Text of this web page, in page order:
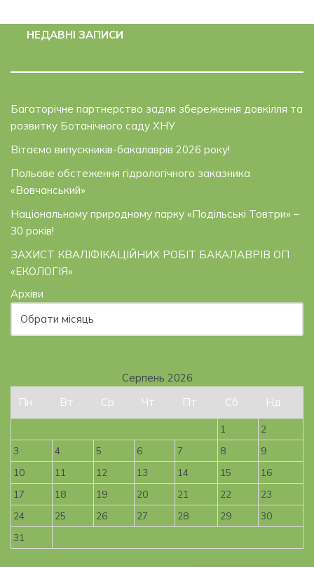
НЕДАВНІ ЗАПИСИ
Багаторічне партнерство задля збереження довкілля та
розвитку Ботанічного саду ХНУ
Вітаємо випускників-бакалаврів 2026 року!
Польове обстеження гідрологічного заказника
«Вовчанський»
Національному природному парку «Подільські Товтри» –
30 років!
ЗАХИСТ КВАЛІФІКАЦІЙНИХ РОБІТ БАКАЛАВРІВ ОП
«ЕКОЛОГІЯ»
Архіви
Серпень 2026
Пн
Вт Ср Чт Пт Сб Нд
1
2
3
4 5 6 7 8
9
10
11 12 13 14 15
16
17
18 19 20 21 22
23
24
25 26 27 28 29
30
31